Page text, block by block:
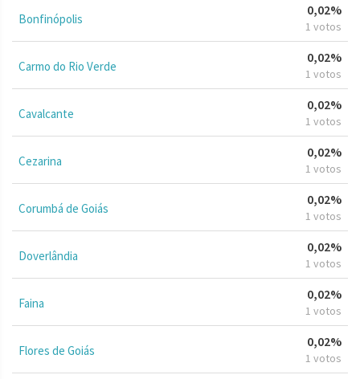
Bonfinópolis
0,02%
1 votos
Carmo do Rio Verde
0,02%
1 votos
Cavalcante
0,02%
1 votos
Cezarina
0,02%
1 votos
Corumbá de Goiás
0,02%
1 votos
Doverlândia
0,02%
1 votos
Faina
0,02%
1 votos
Flores de Goiás
0,02%
1 votos